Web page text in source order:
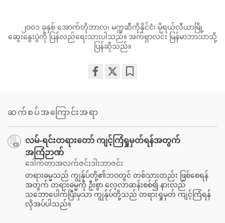
၂၀၀၁ ခုနှစ် အောက်တိုဘာလ၊ မက္ကဆီကိုနိုင်ငံ၊ မိုရယ်လီယာမြို့
ဆွေးနွေးပွဲကို ပြန်လည်ရေးသားပါသည်။ အက်ရှာလင်း မြန်မာဘာသာသို့
ပြန်ဆိုသည်။
ဆက်စပ်အကြောင်းအရာ
လမ်-ရင်းတရားတော် ကျင့်ကြံရှုမှတ်ရန်အတွက်
အကြံဉာဏ်
ဒေါက်တာအလက်ဇင်းဒါးဘာဇင်း
တရားဓမ္မသည် ကျွန်ုပ်တို့၏ဘဝတွင် တစ်သားတည်း ဖြစ်စေရန်
အတွက် တရားဓမ္မကို ဦးစွာ လေ့လာဆန်းစစ်၍ နားလည်
သဘောပေါက်ပြီးမှသာ ကျွန်ုပ်တို့သည် တရားရှုမှတ် ကျင့်ကြံရန်
လိုအပ်ပါသည်။